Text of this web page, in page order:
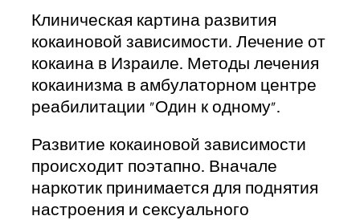
Клиническая картина развития
кокаиновой зависимости. Лечение от
кокаина в Израиле. Методы лечения
кокаинизма в амбулаторном центре
реабилитации «Один к одному».
Развитие кокаиновой зависимости
происходит поэтапно. Вначале
наркотик принимается для поднятия
настроения и сексуального